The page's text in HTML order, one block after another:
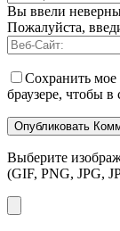
Вы ввели
Пожалуйста,
Сохранить мое
браузере, чтобы
Выберите
(GIF, PNG, JPG,